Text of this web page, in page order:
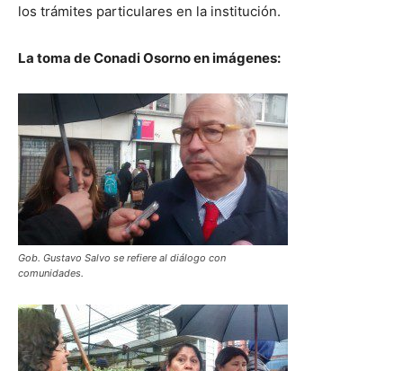
los trámites particulares en la institución.
La toma de Conadi Osorno en imágenes:
Gob. Gustavo Salvo se refiere al diálogo con
comunidades.